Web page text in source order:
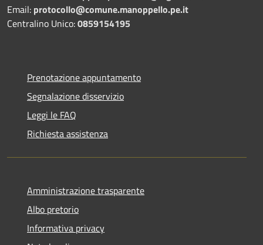
Email: protocollo@comune.manoppello.pe.it
Centralino Unico:0859154195
Prenotazione appuntamento
Segnalazione disservizio
Leggi le FAQ
Richiesta assistenza
Amministrazione trasparente
Albo pretorio
Informativa privacy